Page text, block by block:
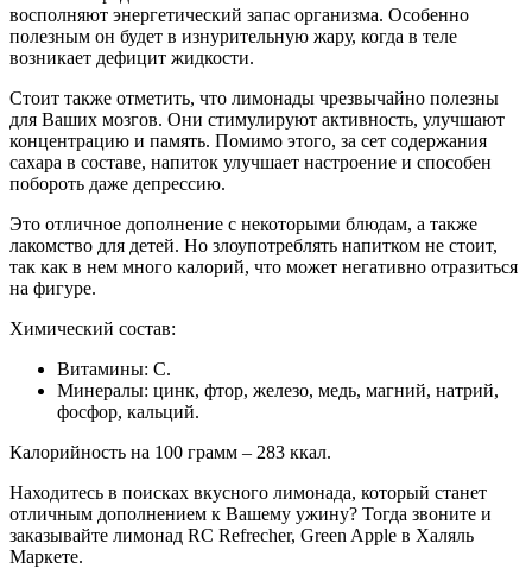
восполняют энергетический запас организма. Особенно
полезным он будет в изнурительную жару, когда в теле
возникает дефицит жидкости.
Стоит также отметить, что лимонады чрезвычайно полезны
для Ваших мозгов. Они стимулируют активность, улучшают
концентрацию и память. Помимо этого, за сет содержания
сахара в составе, напиток улучшает настроение и способен
побороть даже депрессию.
Это отличное дополнение с некоторыми блюдам, а также
лакомство для детей. Но злоупотреблять напитком не стоит,
так как в нем много калорий, что может негативно отразиться
на фигуре.
Химический состав:
Витамины: С.
Минералы: цинк, фтор, железо, медь, магний, натрий,
фосфор, кальций.
Калорийность на 100 грамм – 283 ккал.
Находитесь в поисках вкусного лимонада, который станет
отличным дополнением к Вашему ужину? Тогда звоните и
заказывайте лимонад RC Refrecher, Green Apple в Халяль
Маркете.